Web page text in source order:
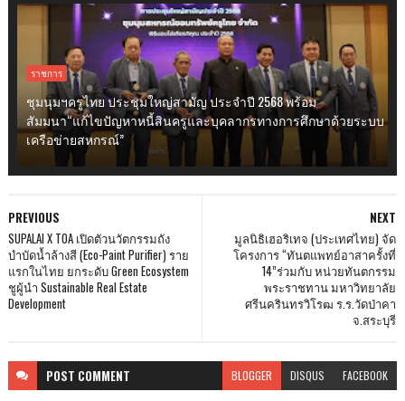
ราชการ
ชุมนุมฯครูไทย ประชุมใหญ่สามัญ ประจำปี 2568 พร้อม
สัมมนา“แก้ไขปัญหาหนี้สินครูและบุคลากรทางการศึกษาด้วยระบบ
เครือข่ายสหกรณ์”
NEXT
มูลนิธิเฮอริเทจ (ประเทศไทย) จัด
โครงการ “ทันตแพทย์อาสาครั้งที่
14”ร่วมกับ หน่วยทันตกรรม
พระราชทาน มหาวิทยาลัย
ศรีนครินทรวิโรฒ ร.ร.วัดป่าคา
จ.สระบุรี
PREVIOUS
SUPALAI X TOA เปิดตัวนวัตกรรมถัง
บำบัดน้ำล้างสี (Eco-Paint Purifier) ราย
แรกในไทย ยกระดับ Green Ecosystem
ชูผู้นำ Sustainable Real Estate
Development
POST COMMENT BLOGGER DISQUS FACEBOOK